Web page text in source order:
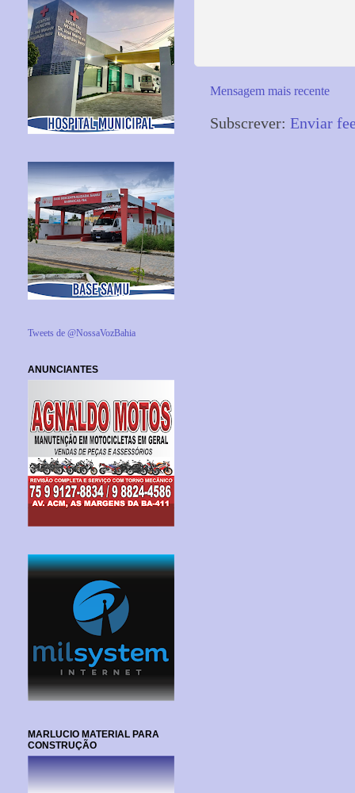
Mensagem mais recente
Subscrever: Enviar
Tweets de @NossaVozBahia
ANUNCIANTES
MARLUCIO MATERIAL PARA
CONSTRUÇÃO